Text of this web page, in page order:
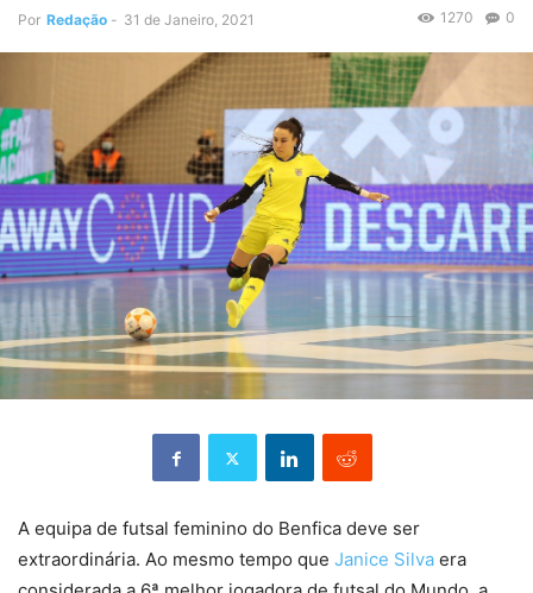
Por Redação - 31 de Janeiro, 2021 0
1270
A equipa de futsal feminino do Benfica deve ser
extraordinária. Ao mesmo tempo que Janice Silva era